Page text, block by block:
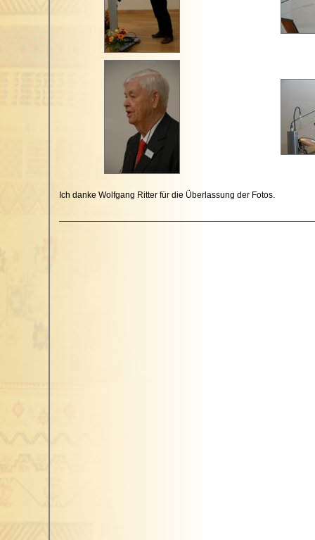
Ich danke Wolfgang Ritter für die Überlassung der Fotos.